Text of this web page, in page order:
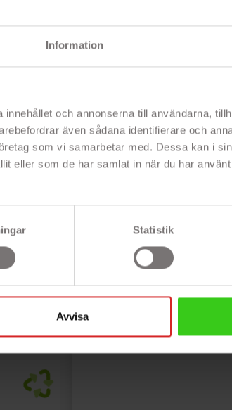
Information
och annonserna till användarna,
även sådana identifierare och
som vi samarbetar med. Dessa kan i
eller som de har samlat in när du har
Statistik
Avvisa
(beg)
- Koppla in två skärmar och allt annat du behöver för hemarbete!
AC-adapter (beg)
Begagnad i nyskick med 12
dockningsstation med
- Dockningsstation universal
- Lenovo dockningsstation
- Ansluts via Thunderbolt
- 2 DisplayPort, 2 HDMI, 5 USB 3.1 gen 2, m.m.
- Totalt 13 portar